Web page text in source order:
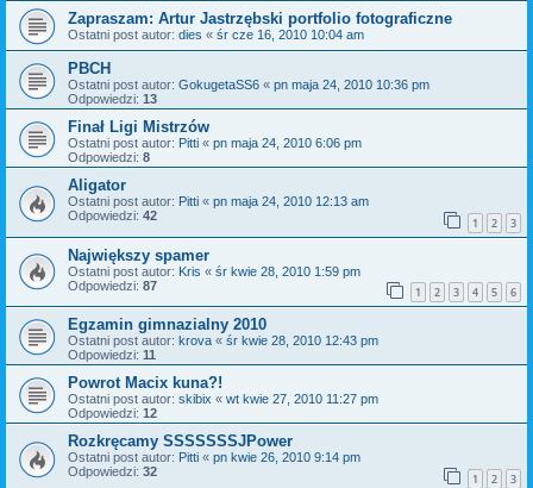
Zapraszam: Artur Jastrzębski portfolio fotograficzne
Ostatni post autor: dies « śr cze 16, 2010 10:04 am
PBCH
Ostatni post autor: GokugetaSS6 « pn maja 24, 2010 10:36 pm
Odpowiedzi: 13
Finał Ligi Mistrzów
Ostatni post autor: Pitti « pn maja 24, 2010 6:06 pm
Odpowiedzi: 8
Aligator
Ostatni post autor: Pitti « pn maja 24, 2010 12:13 am
Odpowiedzi: 42 1 2 3
Największy spamer
Ostatni post autor: Kris « śr kwie 28, 2010 1:59 pm
Odpowiedzi: 87 1 2 3 4 5 6
Egzamin gimnazialny 2010
Ostatni post autor: krova « śr kwie 28, 2010 12:43 pm
Odpowiedzi: 11
Powrot Macix kuna?!
Ostatni post autor: skibix « wt kwie 27, 2010 11:27 pm
Odpowiedzi: 12
Rozkręcamy SSSSSSSJPower
Ostatni post autor: Pitti « pn kwie 26, 2010 9:14 pm
Odpowiedzi: 32 1 2 3